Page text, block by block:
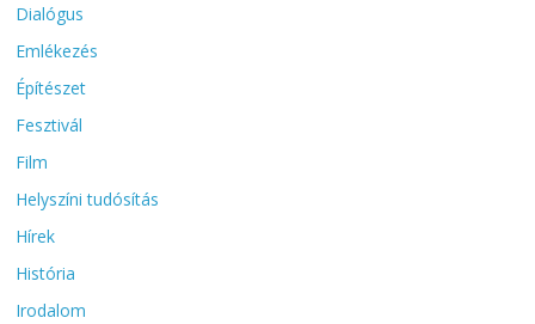
Dialógus
Emlékezés
Építészet
Fesztivál
Film
Helyszíni tudósítás
Hírek
História
Irodalom